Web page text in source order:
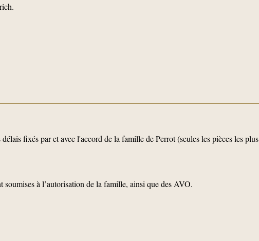
fixés par et avec l'accord de la famille de Perrot (seules les pièces les plus
à l’autorisation de la famille, ainsi que des AVO.